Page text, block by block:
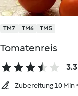
TM7 TM6 TM5
Tomatenreis
3.3
Zubereitung 10 Min